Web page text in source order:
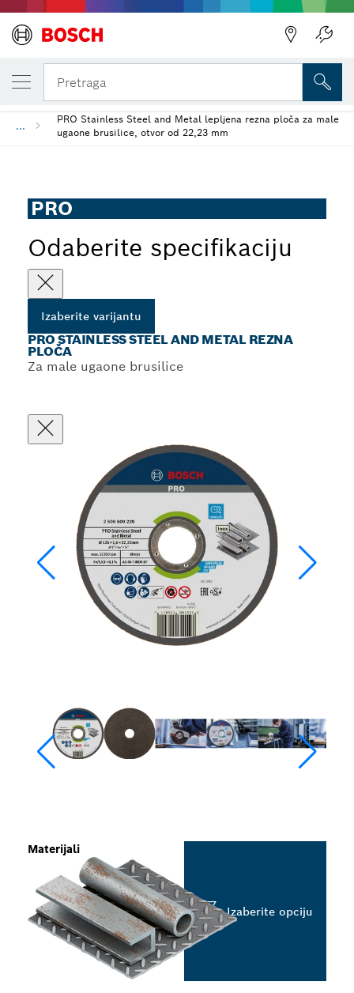
Pretraga
...
PRO Stainless Steel and Metal lepljena rezna ploča za male
ugaone brusilice, otvor od 22,23 mm
PRO
Odaberite specifikaciju
Izaberite varijantu
PRO STAINLESS STEEL AND METAL REZNA
PLOČA
Za male ugaone brusilice
Materijali
Izaberite opciju
IZABRANA VARIJANTA
PRO Stainless Steel and Metal rezna ploča